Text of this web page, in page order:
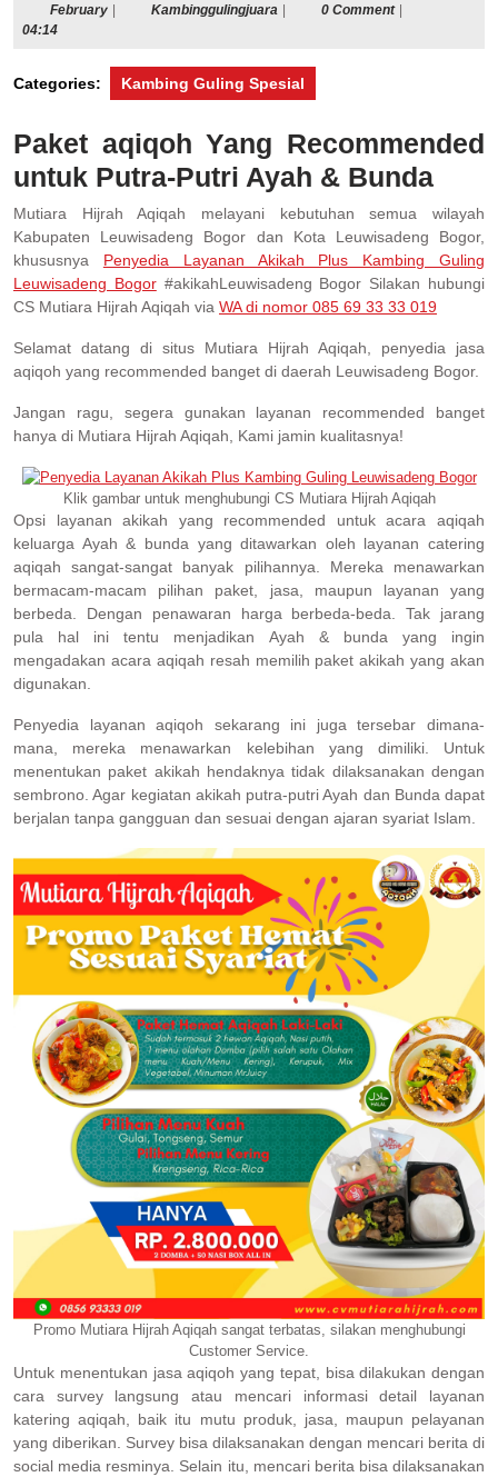
FebruaryFebruaryKambinggulingjuara Kambinggulingjuara
0 Comment
04:14
Categories: Kambing Guling Spesial
Paket aqiqoh Yang Recommended
untuk Putra-Putri Ayah & Bunda
Mutiara Hijrah Aqiqah melayani kebutuhan semua wilayah
Kabupaten Leuwisadeng Bogor dan Kota Leuwisadeng Bogor,
khususnya Penyedia Layanan Akikah Plus Kambing Guling
Leuwisadeng Bogor#akikahLeuwisadeng Bogor Silakan hubungi
CS Mutiara Hijrah Aqiqah via WA di nomor 085 69 33 33 019
Selamat datang di situs Mutiara Hijrah Aqiqah, penyedia jasa
aqiqoh yang recommended banget di daerah Leuwisadeng Bogor.
Jangan ragu, segera gunakan layanan recommended banget
hanya di Mutiara Hijrah Aqiqah, Kami jamin kualitasnya!
Klik gambar untuk menghubungi CS Mutiara Hijrah Aqiqah
Opsi layanan akikah yang recommended untuk acara aqiqah
keluarga Ayah & bunda yang ditawarkan oleh layanan catering
aqiqah sangat-sangat banyak pilihannya. Mereka menawarkan
bermacam-macam pilihan paket, jasa, maupun layanan yang
berbeda. Dengan penawaran harga berbeda-beda. Tak jarang
pula hal ini tentu menjadikan Ayah & bunda yang ingin
mengadakan acara aqiqah resah memilih paket akikah yang akan
digunakan.
Penyedia layanan aqiqoh sekarang ini juga tersebar dimana-
mana, mereka menawarkan kelebihan yang dimiliki. Untuk
menentukan paket akikah hendaknya tidak dilaksanakan dengan
sembrono. Agar kegiatan akikah putra-putri Ayah dan Bunda dapat
berjalan tanpa gangguan dan sesuai dengan ajaran syariat Islam.
Promo Mutiara Hijrah Aqiqah sangat terbatas, silakan menghubungi
Customer Service.
Untuk menentukan jasa aqiqoh yang tepat, bisa dilakukan dengan
cara survey langsung atau mencari informasi detail layanan
katering aqiqah, baik itu mutu produk, jasa, maupun pelayanan
yang diberikan. Survey bisa dilaksanakan dengan mencari berita di
social media resminya. Selain itu, mencari berita bisa dilaksanakan